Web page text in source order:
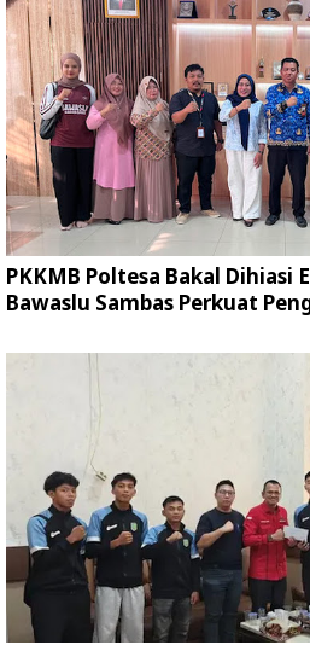
PKKMB Poltesa Bakal Dihiasi
Bawaslu Sambas Perkuat